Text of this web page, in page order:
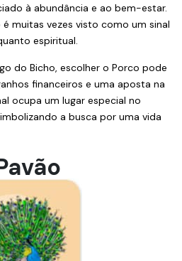
à abundância e ao bem-estar.
muitas vezes visto como um sinal
espiritual.
do Bicho, escolher o Porco pode
financeiros e uma aposta na
ocupa um lugar especial no
a busca por uma vida